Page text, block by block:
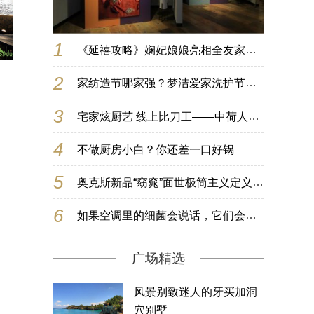
1 《延禧攻略》娴妃娘娘亮相全友家居沙发艺术展，体验中国名绣
2 家纺造节哪家强？梦洁爱家洗护节玩出新花样
3 宅家炫厨艺 线上比刀工——中荷人寿蜜丝会女神隔空秀神技
4 不做厨房小白？你还差一口好锅
5 奥克斯新品“窈窕”面世极简主义定义家居美学新风尚
6 如果空调里的细菌会说话，它们会讲什么?
广场精选
风景别致迷人的牙买加洞
穴别墅